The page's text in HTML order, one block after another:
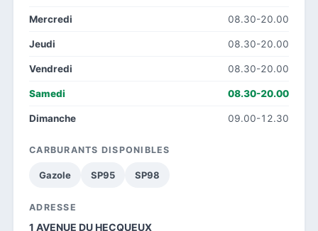
Mercredi 08.30-20.00
Jeudi 08.30-20.00
Vendredi 08.30-20.00
Samedi 08.30-20.00
Dimanche 09.00-12.30
CARBURANTS DISPONIBLES
Gazole SP95 SP98
ADRESSE
1 AVENUE DU HECQUEUX